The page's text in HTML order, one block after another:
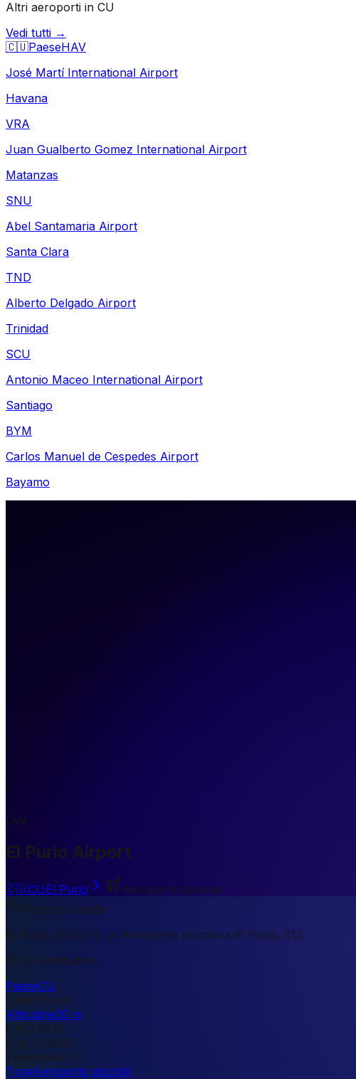
Altri aeroporti in CU
Vedi tutti →
🇨🇺PaeseHAV
José Martí International Airport
Havana
VRA
Juan Gualberto Gomez International Airport
Matanzas
SNU
Abel Santamaria Airport
Santa Clara
TND
Alberto Delgado Airport
Trinidad
SCU
Antonio Maceo International Airport
Santiago
BYM
Carlos Manuel de Cespedes Airport
Bayamo
Live
El Purio Airport
🇨🇺CUEl Purio
Aeroporto piccolo
Risposta rapida
El Purio Airport è un Aeroporto piccolo a El Purio, CU.
20 m di altitudine.
PaeseCU
CittàEl Purio
Altitudine20 m
Lat22.6832
Lng-79.8883
TimezoneUTC
TypeAeroporto piccolo